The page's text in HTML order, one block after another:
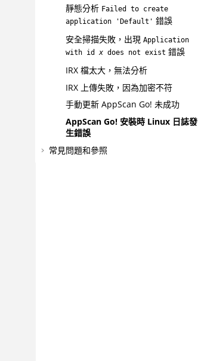
靜態分析 Failed to create
application 'Default' 錯誤
安全掃描失敗，出現 Application
with id x does not exist 錯誤
IRX 檔太大，無法分析
IRX 上傳失敗，因為加密不符
手動更新 AppScan Go! 未成功
AppScan Go! 安裝時 Linux 日誌發
生錯誤
常見問題和參照